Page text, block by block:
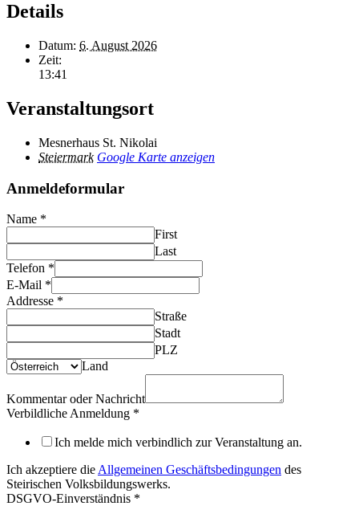
Details
Datum: 6. August 2026
Zeit:
13:41
Veranstaltungsort
Mesnerhaus St. Nikolai
Steiermark Google Karte anzeigen
Anmeldeformular
Name *
First
Last
Telefon *
E-Mail *
Addresse *
Straße
Stadt
PLZ
Land
Kommentar oder Nachricht
Verbildliche Anmeldung *
Ich melde mich verbindlich zur Veranstaltung an.
Ich akzeptiere dieAllgemeinen Geschäftsbedingungen des
Steirischen Volksbildungswerks.
DSGVO-Einverständnis *